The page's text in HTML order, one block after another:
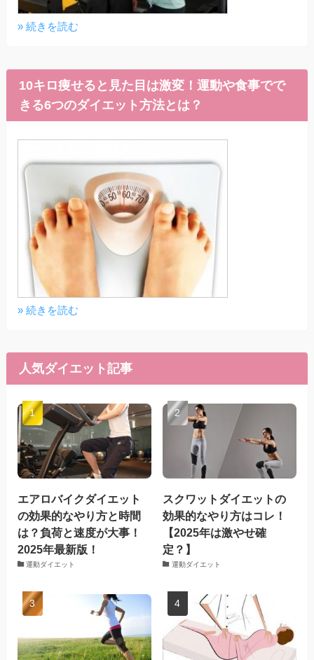
» 続きを読む
10キロ痩せると見た目は激変！運動や食事でで
きる6つのダイエット方法とは？
» 続きを読む
人気ダイエット記事
エアロバイクダイエット
の効果的なやり方と時間
は？負荷と速度が大事！
2025年最新版！
運動ダイエット
スクワットダイエットの
効果的なやり方はコレ！
【2025年は激やせ確
定？】
運動ダイエット